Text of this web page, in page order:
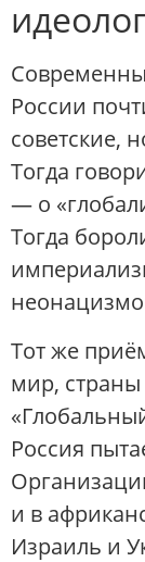
России
советские,
Тогда
— о
Тогда
Тот же
мир,
Россия
и в
Израиль и